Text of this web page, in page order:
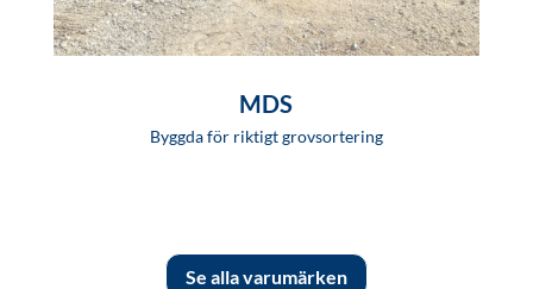
MDS
Byggda för riktigt grovsortering
Se alla varumärken